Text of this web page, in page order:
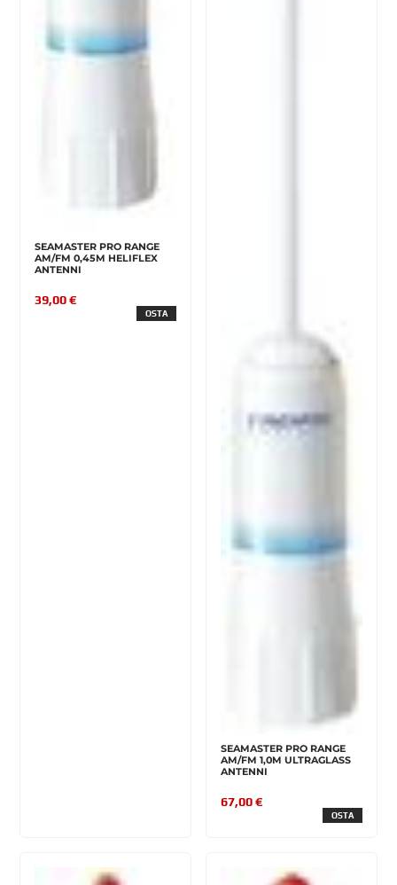
SEAMASTER PRO RANGE
AM/FM 0,45M HELIFLEX
ANTENNI
39,00 €
OSTA
SEAMASTER PRO RANGE
AM/FM 1,0M ULTRAGLASS
ANTENNI
67,00 €
OSTA